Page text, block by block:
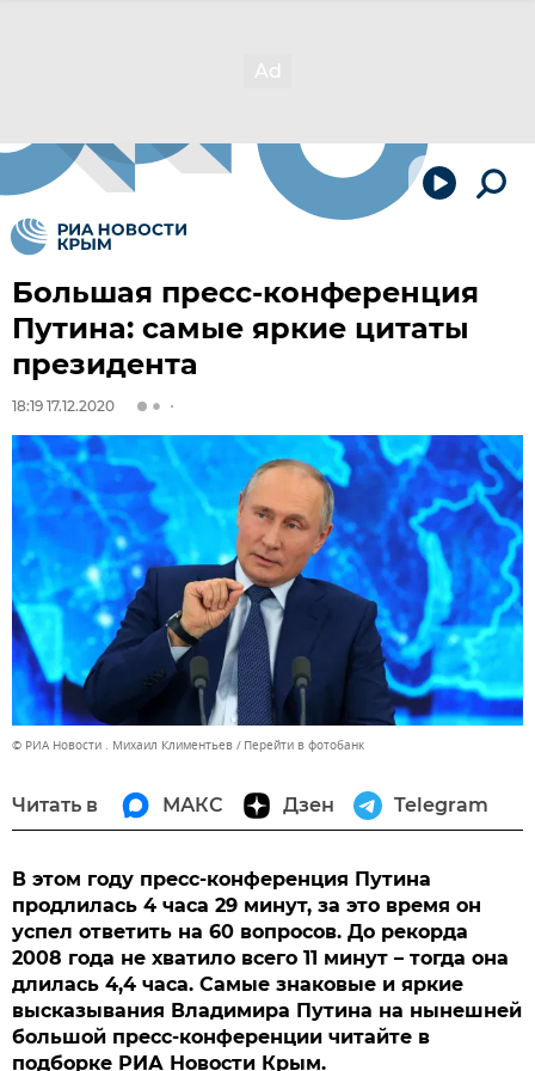
Большая пресс-конференция
Путина: самые яркие цитаты
президента
18:19 17.12.2020
© РИА Новости . Михаил Климентьев Перейти в фотобанк
Читать в МАКС Дзен Telegram
В этом году пресс-конференция Путина
продлилась 4 часа 29 минут, за это время он
успел ответить на 60 вопросов. До рекорда
2008 года не хватило всего 11 минут – тогда она
длилась 4,4 часа. Самые знаковые и яркие
высказывания Владимира Путина на нынешней
большой пресс-конференции читайте в
подборке РИА Новости Крым.